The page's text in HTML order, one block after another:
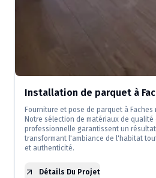
Installation de parquet à
Fourniture et pose de parquet à
Notre sélection de matériaux de
professionnelle garantissent un
transformant l'ambiance de l'habitat
et authenticité.
Détails Du Projet